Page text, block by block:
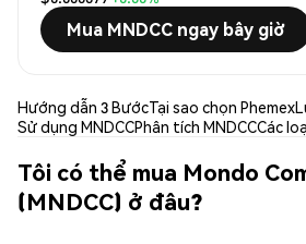
Mua MNDCC ngay bây giờ
Hướng dẫn 3 BướcTại sao chọn Phemex
Sử dụng MNDCCPhân tích MNDCCCác
Tôi có thể mua Mondo
(MNDCC) ở đâu?